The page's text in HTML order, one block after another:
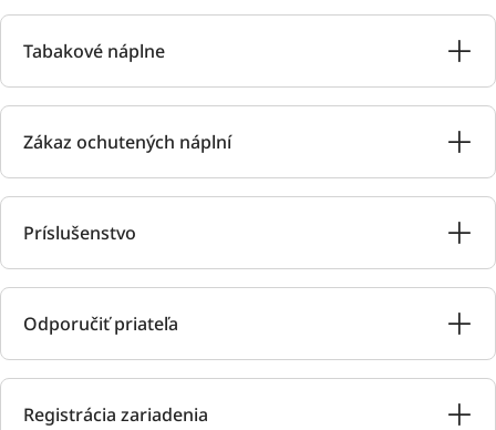
Tabakové náplne
Zákaz ochutených náplní
Príslušenstvo
Odporučiť priateľa
Registrácia zariadenia